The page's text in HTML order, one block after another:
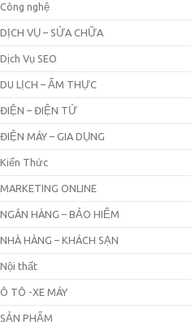
Công nghệ
DỊCH VỤ – SỬA CHỮA
Dịch Vụ SEO
DU LỊCH – ẨM THỰC
ĐIỆN – ĐIỆN TỬ
ĐIỆN MÁY – GIA DỤNG
Kiến Thức
MARKETING ONLINE
NGÂN HÀNG – BẢO HIỂM
NHÀ HÀNG – KHÁCH SẠN
Nội thất
Ô TÔ -XE MÁY
SẢN PHẨM